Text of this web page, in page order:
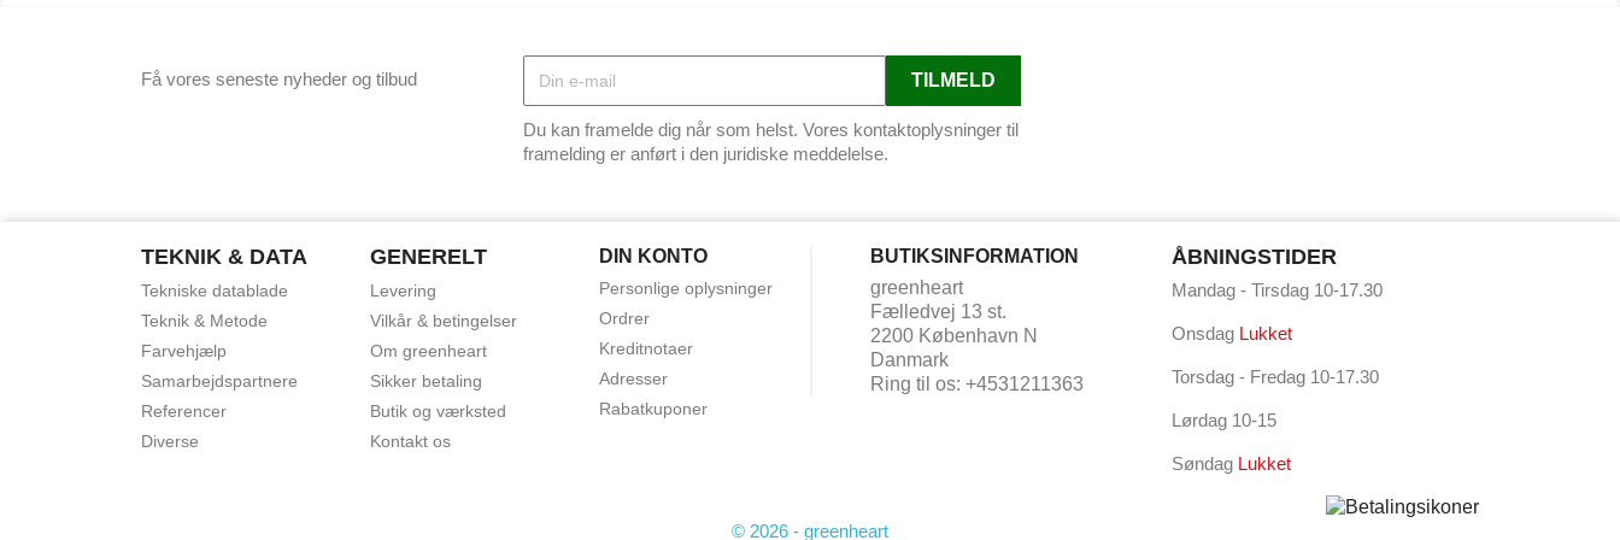
Få vores seneste nyheder og tilbud
Du kan framelde dig når som helst. Vores kontaktoplysninger til
framelding er anført i den juridiske meddelelse.
TEKNIK & DATA
Tekniske datablade
Teknik & Metode
Farvehjælp
Samarbejdspartnere
Referencer
Diverse
GENERELT
Levering
Vilkår & betingelser
Om greenheart
Sikker betaling
Butik og værksted
Kontakt os
DIN KONTO
Personlige oplysninger
Ordrer
Kreditnotaer
Adresser
Rabatkuponer
BUTIKSINFORMATION
greenheart
Fælledvej 13 st.
2200 København N
Danmark
Ring til os: +4531211363
ÅBNINGSTIDER
Mandag - Tirsdag 10-17.30
Onsdag Lukket
Torsdag - Fredag 10-17.30
Lørdag 10-15
Søndag Lukket
© 2026 - greenheart